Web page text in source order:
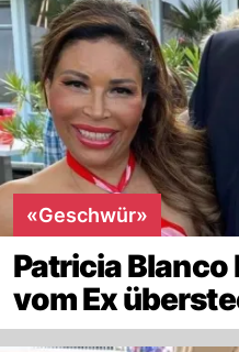
«Geschwür»
Patricia
vom Ex